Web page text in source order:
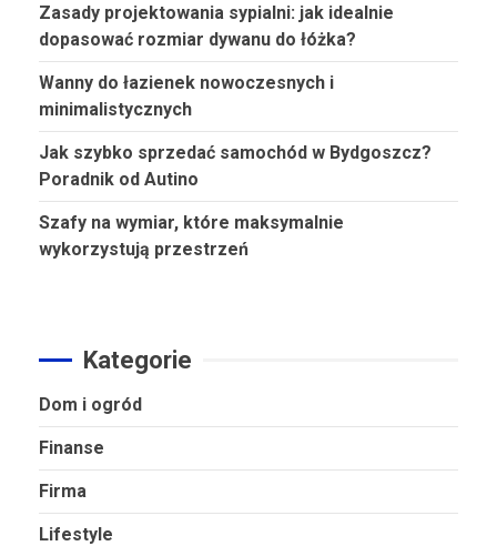
Zasady projektowania sypialni: jak idealnie
dopasować rozmiar dywanu do łóżka?
Wanny do łazienek nowoczesnych i
minimalistycznych
Jak szybko sprzedać samochód w Bydgoszcz?
Poradnik od Autino
Szafy na wymiar, które maksymalnie
wykorzystują przestrzeń
Kategorie
Dom i ogród
Finanse
Firma
Lifestyle